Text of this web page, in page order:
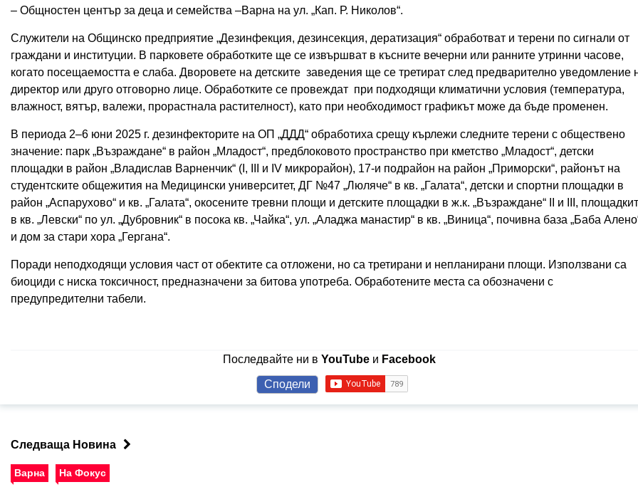
– Общностен център за деца и семейства –Варна на ул. „Кап. Р. Николов“.
Служители на Общинско предприятие „Дезинфекция, дезинсекция, дератизация“ обработват и терени по сигнали от
граждани и институции. В парковете обработките ще се извършват в късните вечерни или ранните утринни часове,
когато посещаемостта е слаба. Дворовете на детските заведения ще се третират след предварително уведомление
директор или друго отговорно лице. Обработките се провеждат при подходящи климатични условия (температура,
влажност, вятър, валежи, прорастнала растителност), като при необходимост графикът може да бъде променен.
В периода 2–6 юни 2025 г. дезинфекторите на ОП „ДДД“ обработиха срещу кърлежи следните терени с обществено
значение: парк „Възраждане“ в район „Младост“, предблоковото пространство при кметство „Младост“, детски
площадки в район „Владислав Варненчик“ (I, III и IV микрорайон), 17-и подрайон на район „Приморски“, районът на
студентските общежития на Медицински университет, ДГ №47 „Люляче“ в кв. „Галата“, детски и спортни площадки в
район „Аспарухово“ и кв. „Галата“, окосените тревни площи и детските площадки в ж.к. „Възраждане“ II и III,
в кв. „Левски“ по ул. „Дубровник“ в посока кв. „Чайка“, ул. „Аладжа манастир“ в кв. „Виница“, почивна база „Баба
и дом за стари хора „Гергана“.
Поради неподходящи условия част от обектите са отложени, но са третирани и непланирани площи. Използвани са
биоциди с ниска токсичност, предназначени за битова употреба. Обработените места са обозначени с
предупредителни табели.
Последвайте ни вYouTube и Facebook
Сподели
Следваща Новина
Варна На Фокус